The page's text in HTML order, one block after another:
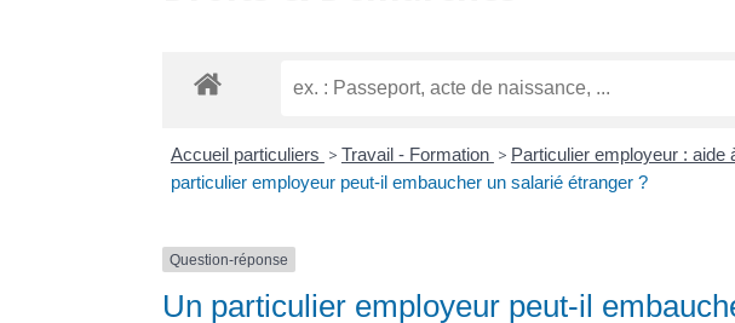
Accueil particuliers > Travail - Formation > Particulier employeur : aide
particulier employeur peut-il embaucher un salarié étranger ?
Question-réponse
Un particulier employeur peut-il